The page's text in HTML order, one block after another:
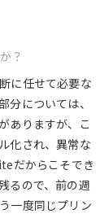
？
に任せて必要な
分については、
ありますが、こ
化され、異常な
だからこそでき
るので、前の週
一度同じプリン